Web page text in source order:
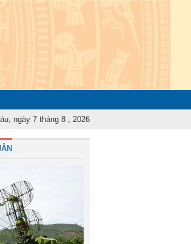
tác kiểm tra, giám sát năm 2025
ngày 7 tháng 8 , 2026